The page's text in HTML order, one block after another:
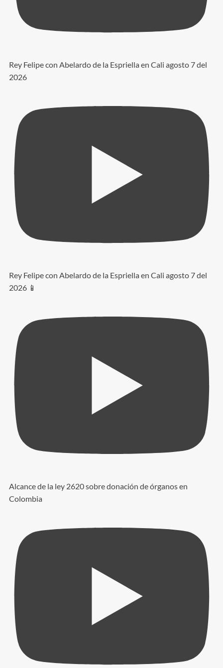
Rey Felipe con Abelardo de la Espriella en Cali agosto 7 del
2026
Rey Felipe con Abelardo de la Espriella en Cali agosto 7 del
2026 📱
Alcance de la ley 2620 sobre donación de órganos en
Colombia